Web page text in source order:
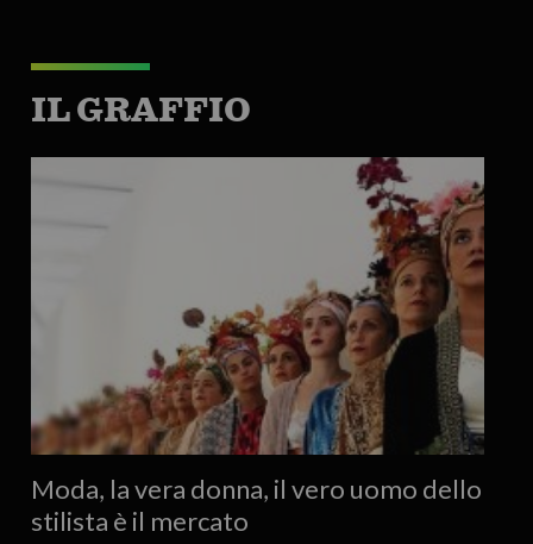
IL GRAFFIO
Moda, la vera donna, il vero uomo dello
stilista è il mercato